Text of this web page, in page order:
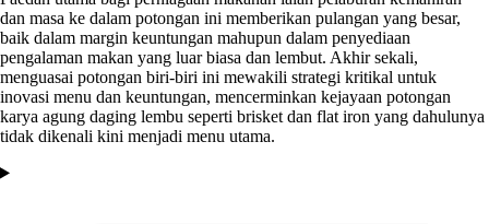
dan masa ke dalam potongan ini memberikan pulangan yang besar,
baik dalam margin keuntungan mahupun dalam penyediaan
pengalaman makan yang luar biasa dan lembut. Akhir sekali,
menguasai potongan biri-biri ini mewakili strategi kritikal untuk
inovasi menu dan keuntungan, mencerminkan kejayaan potongan
karya agung daging lembu seperti brisket dan flat iron yang dahulunya
tidak dikenali kini menjadi menu utama.